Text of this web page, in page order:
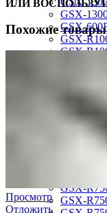
GSX-
GSX-
GSX-
GSX-
GSX-
GSX-
GSX-
GSX-
GSX-
GSX-
GSX-
GSX-
GSX-
ИЛИ
Похожие товары
Просмотр
Отложить